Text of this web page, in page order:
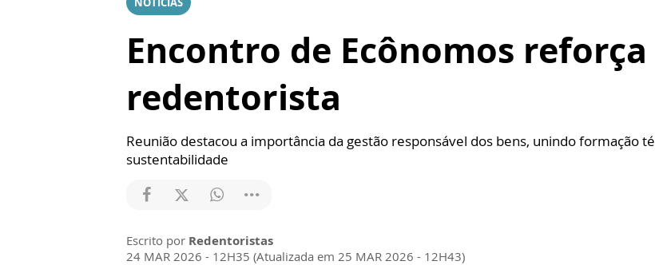
Encontro de Ecônomos
redentorista
Reunião destacou a importância da gestão responsável dos bens, unindo formação
sustentabilidade
Escrito por Redentoristas
24 MAR 2026 - 12H35 (Atualizada em 25 MAR 2026 - 12H43)